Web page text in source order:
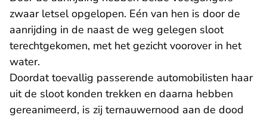
zwaar letsel opgelopen. Eén van hen is door de
aanrijding in de naast de weg gelegen sloot
terechtgekomen, met het gezicht voorover in het
water.
Doordat toevallig passerende automobilisten haar
uit de sloot konden trekken en daarna hebben
gereanimeerd, is zij ternauwernood aan de dood